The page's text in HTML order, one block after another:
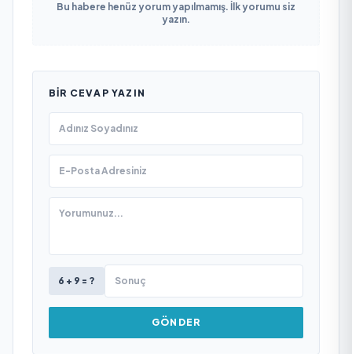
Bu habere henüz yorum yapılmamış. İlk yorumu siz
yazın.
BIR CEVAP YAZIN
6 + 9 = ?
GÖNDER